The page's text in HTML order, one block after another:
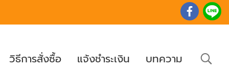
วิธีการสั่งซื้อ แจ้งชำระเงิน บทความ